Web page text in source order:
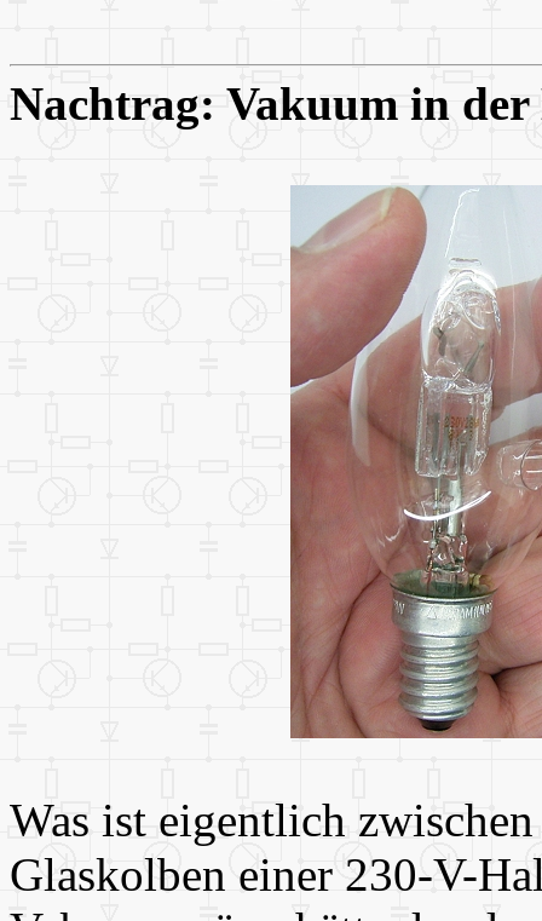
Nachtrag: Vakuum in der
Was ist eigentlich
Glaskolben einer 230-V-